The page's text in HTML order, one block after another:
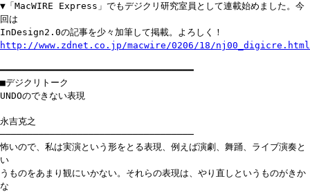
▼「MacWIRE Express」でもデジクリ研究室員として連載始めました。今
回は
InDesign2.0の記事を少々加筆して掲載。よろしく！
http://www.zdnet.co.jp/macwire/0206/18/nj00_digicre.html
━━━━━━━━━━━━━━━━━━━━━━━━━━━━━━━━━━━
■デジクリトーク
UNDOのできない表現
永吉克之
───────────────────────────────────
怖いので、私は実演という形をとる表現、例えば演劇、舞踊、ライブ演奏と
い
うものをあまり観にいかない。それらの表現は、やり直しというものがきか
な